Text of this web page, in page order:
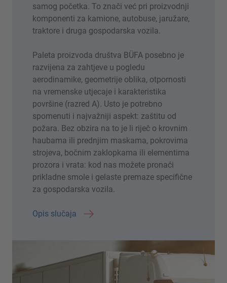
samog početka. To znači već pri proizvodnji
komponenti za kamione, autobuse, jaružare,
traktore i druga gospodarska vozila.
Paleta proizvoda društva BÜFA posebno je
razvijena za zahtjeve u pogledu
aerodinamike, geometrije oblika, otpornosti
na vremenske utjecaje i karakteristika
površine (razred A). Usto je potrebno
spomenuti i najvažniji aspekt: zaštitu od
požara. Bez obzira na to je li riječ o krovnim
haubama ili prednjim maskama, pokrovima
strojeva, bočnim zaklopkama ili elementima
prozora i vrata: kod nas možete pronaći
prikladne smole i gelaste premaze specifične
za gospodarska vozila.
Opis slučaja